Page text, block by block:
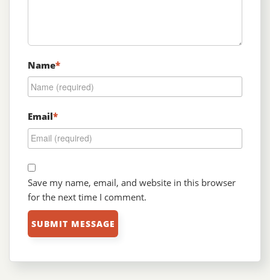
Name*
Email*
Save my name, email, and website in this browser
for the next time I comment.